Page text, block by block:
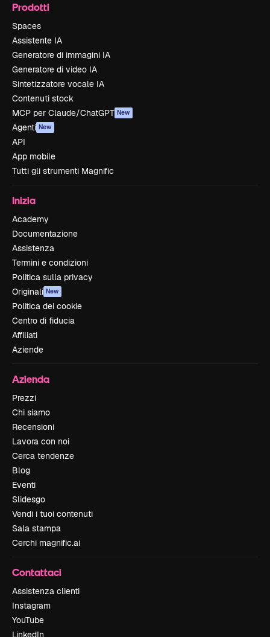
Prodotti
Spaces
Assistente IA
Generatore di immagini IA
Generatore di video IA
Sintetizzatore vocale IA
Contenuti stock
MCP per Claude/ChatGPT New
Agenti New
API
App mobile
Tutti gli strumenti Magnific
Inizia
Academy
Documentazione
Assistenza
Termini e condizioni
Politica sulla privacy
Originali New
Politica dei cookie
Centro di fiducia
Affiliati
Aziende
Azienda
Prezzi
Chi siamo
Recensioni
Lavora con noi
Cerca tendenze
Blog
Eventi
Slidesgo
Vendi i tuoi contenuti
Sala stampa
Cerchi magnific.ai
Contattaci
Assistenza clienti
Instagram
YouTube
LinkedIn